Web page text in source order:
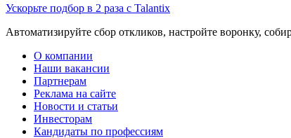
Ускорьте подбор в 2 раза с Talantix
Автоматизируйте сбор откликов, настройте воронку,
О компании
Наши вакансии
Партнерам
Реклама на сайте
Новости и статьи
Инвесторам
Кандидаты по профессиям